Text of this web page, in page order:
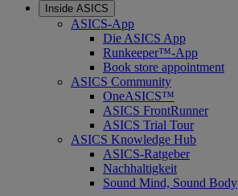
Inside ASICS
ASICS-App
Die ASICS App
Runkeeper™-App
Book store appointment
ASICS Community
OneASICS™
ASICS FrontRunner
ASICS Trial Tour
ASICS Knowledge Hub
ASICS-Ratgeber
Nachhaltigkeit
Sound Mind, Sound Body